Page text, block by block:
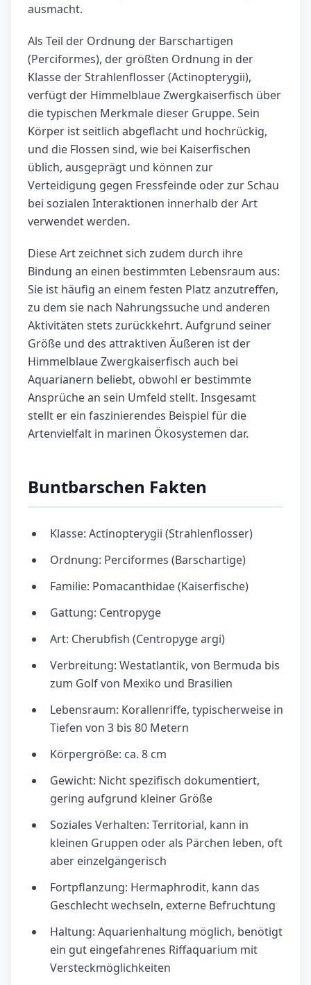
ausmacht.
Als Teil der Ordnung der Barschartigen
(Perciformes), der größten Ordnung in der
Klasse der Strahlenflosser (Actinopterygii),
verfügt der Himmelblaue Zwergkaiserfisch über
die typischen Merkmale dieser Gruppe. Sein
Körper ist seitlich abgeflacht und hochrückig,
und die Flossen sind, wie bei Kaiserfischen
üblich, ausgeprägt und können zur
Verteidigung gegen Fressfeinde oder zur Schau
bei sozialen Interaktionen innerhalb der Art
verwendet werden.
Diese Art zeichnet sich zudem durch ihre
Bindung an einen bestimmten Lebensraum aus:
Sie ist häufig an einem festen Platz anzutreffen,
zu dem sie nach Nahrungssuche und anderen
Aktivitäten stets zurückkehrt. Aufgrund seiner
Größe und des attraktiven Äußeren ist der
Himmelblaue Zwergkaiserfisch auch bei
Aquarianern beliebt, obwohl er bestimmte
Ansprüche an sein Umfeld stellt. Insgesamt
stellt er ein faszinierendes Beispiel für die
Artenvielfalt in marinen Ökosystemen dar.
Buntbarschen Fakten
Klasse: Actinopterygii (Strahlenflosser)
Ordnung: Perciformes (Barschartige)
Familie: Pomacanthidae (Kaiserfische)
Gattung: Centropyge
Art: Cherubfish (Centropyge argi)
Verbreitung: Westatlantik, von Bermuda bis
zum Golf von Mexiko und Brasilien
Lebensraum: Korallenriffe, typischerweise in
Tiefen von 3 bis 80 Metern
Körpergröße: ca. 8 cm
Gewicht: Nicht spezifisch dokumentiert,
gering aufgrund kleiner Größe
Soziales Verhalten: Territorial, kann in
kleinen Gruppen oder als Pärchen leben, oft
aber einzelgängerisch
Fortpflanzung: Hermaphrodit, kann das
Geschlecht wechseln, externe Befruchtung
Haltung: Aquarienhaltung möglich, benötigt
ein gut eingefahrenes Riffaquarium mit
Versteckmöglichkeiten